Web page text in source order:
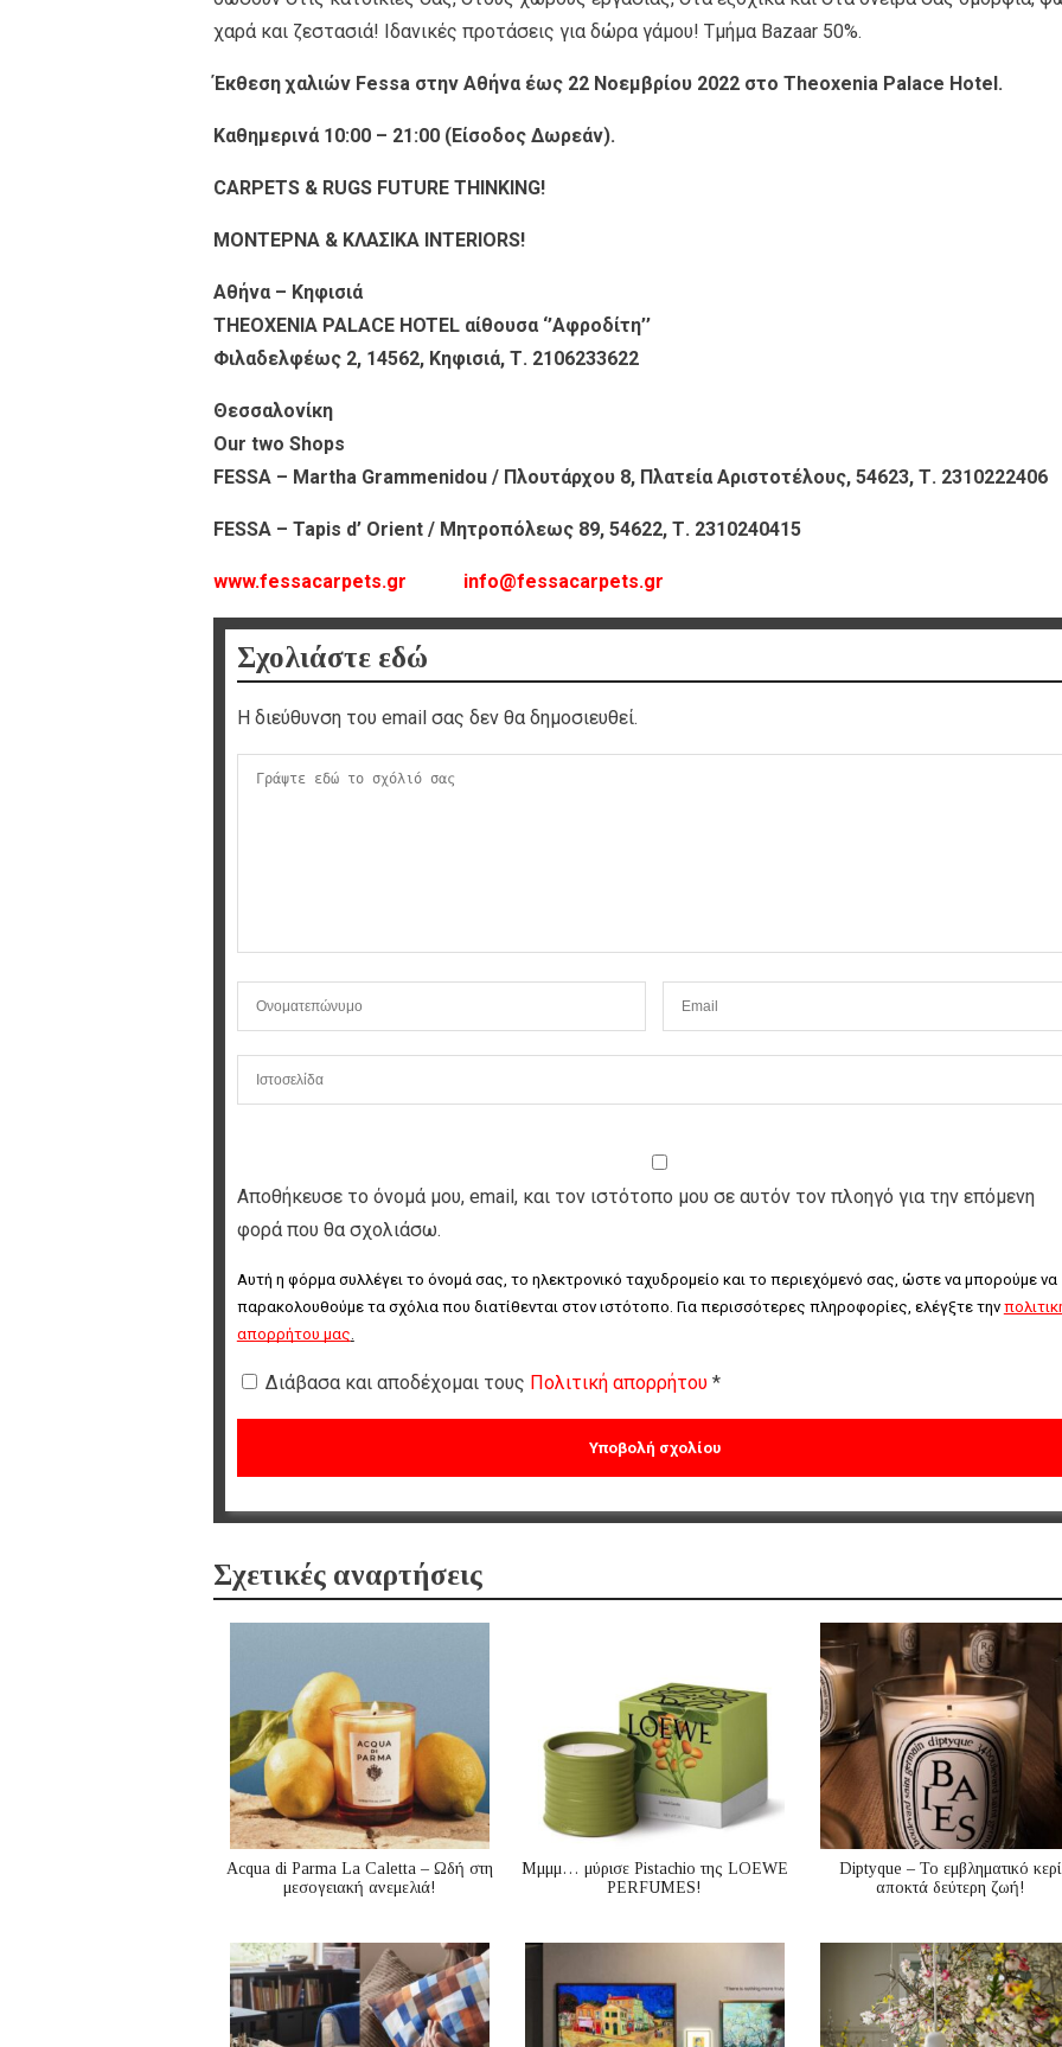
χαρά και ζεστασιά! Ιδανικές προτάσεις για δώρα γάμου! Τμήμα Bazaar 50%.
Έκθεση χαλιών Fessa στην Αθήνα έως22 Νοεμβρίου 2022 στο Theoxenia Palace Hotel.
Καθημερινά 10:00 – 21:00 (Είσοδος Δωρεάν).
CARPETS & RUGS FUTURE THINKING!
ΜΟΝΤΕΡΝΑ & ΚΛΑΣΙΚΑ INTERIORS!
Αθήνα – Κηφισιά
THEOXENIA PALACE HOTEL αίθουσα ‘’Αφροδίτη’’
Φιλαδελφέως 2, 14562, Κηφισιά, Τ. 2106233622
Θεσσαλονίκη
Our two Shops
FESSA – Martha Grammenidou / Πλουτάρχου 8, Πλατεία Αριστοτέλους, 54623, Τ. 2310222406
FESSA – Tapis d’ Orient / Μητροπόλεως 89, 54622, Τ. 2310240415
www.fessacarpets.gr info@fessacarpets.gr
Σχολιάστε εδώ
Η διεύθυνση του email σας δεν θα δημοσιευθεί.
Αποθήκευσε το όνομά μου, email, και τον ιστότοπο μου σε αυτόν τον πλοηγό για την επόμενη
φορά που θα σχολιάσω.
Αυτή η φόρμα συλλέγει το όνομά σας, το ηλεκτρονικό ταχυδρομείο και το περιεχόμενό σας, ώστε να μπορούμε να
παρακολουθούμε τα σχόλια που διατίθενται στον ιστότοπο. Για περισσότερες πληροφορίες, ελέγξτε την
απορρήτου μας.
Διάβασα και αποδέχομαι τους Πολιτική απορρήτου *
Σχετικές αναρτήσεις
Acqua di Parma La Caletta – Ωδή στη
μεσογειακή ανεμελιά!
Μμμμ… μύρισε Pistachio της LOEWE
PERFUMES!
Diptyque – Το εμβληματικό κερί
αποκτά δεύτερη ζωή!